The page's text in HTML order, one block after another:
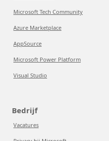
Microsoft Tech Community
Azure Marketplace
AppSource
Microsoft Power Platform
Visual Studio
Bedrijf
Vacatures